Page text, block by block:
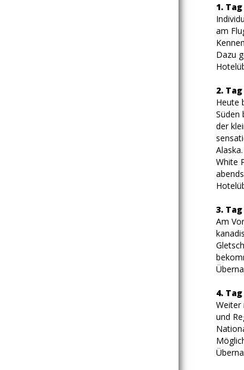
1.
am
Dazu
2.
Heute
Süden
der
White
3.
Am
4.
Weiter
und